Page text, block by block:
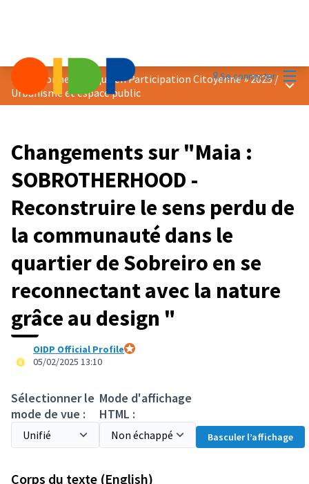
Se connecter
Prix « Bonne Pratique en Participation Citoyenne » 2025 /
Urbanisme et espace public
Changements sur "Maia :
SOBROTHERHOOD -
Reconstruire le sens perdu de
la communauté dans le
quartier de Sobreiro en se
reconnectant avec la nature
grâce au design "
OIDP Official Profile
05/02/2025 13:10
Sélectionner le
mode de vue :
Mode d'affichage
HTML :
Basculer l’affichage
Corps du texte (English)